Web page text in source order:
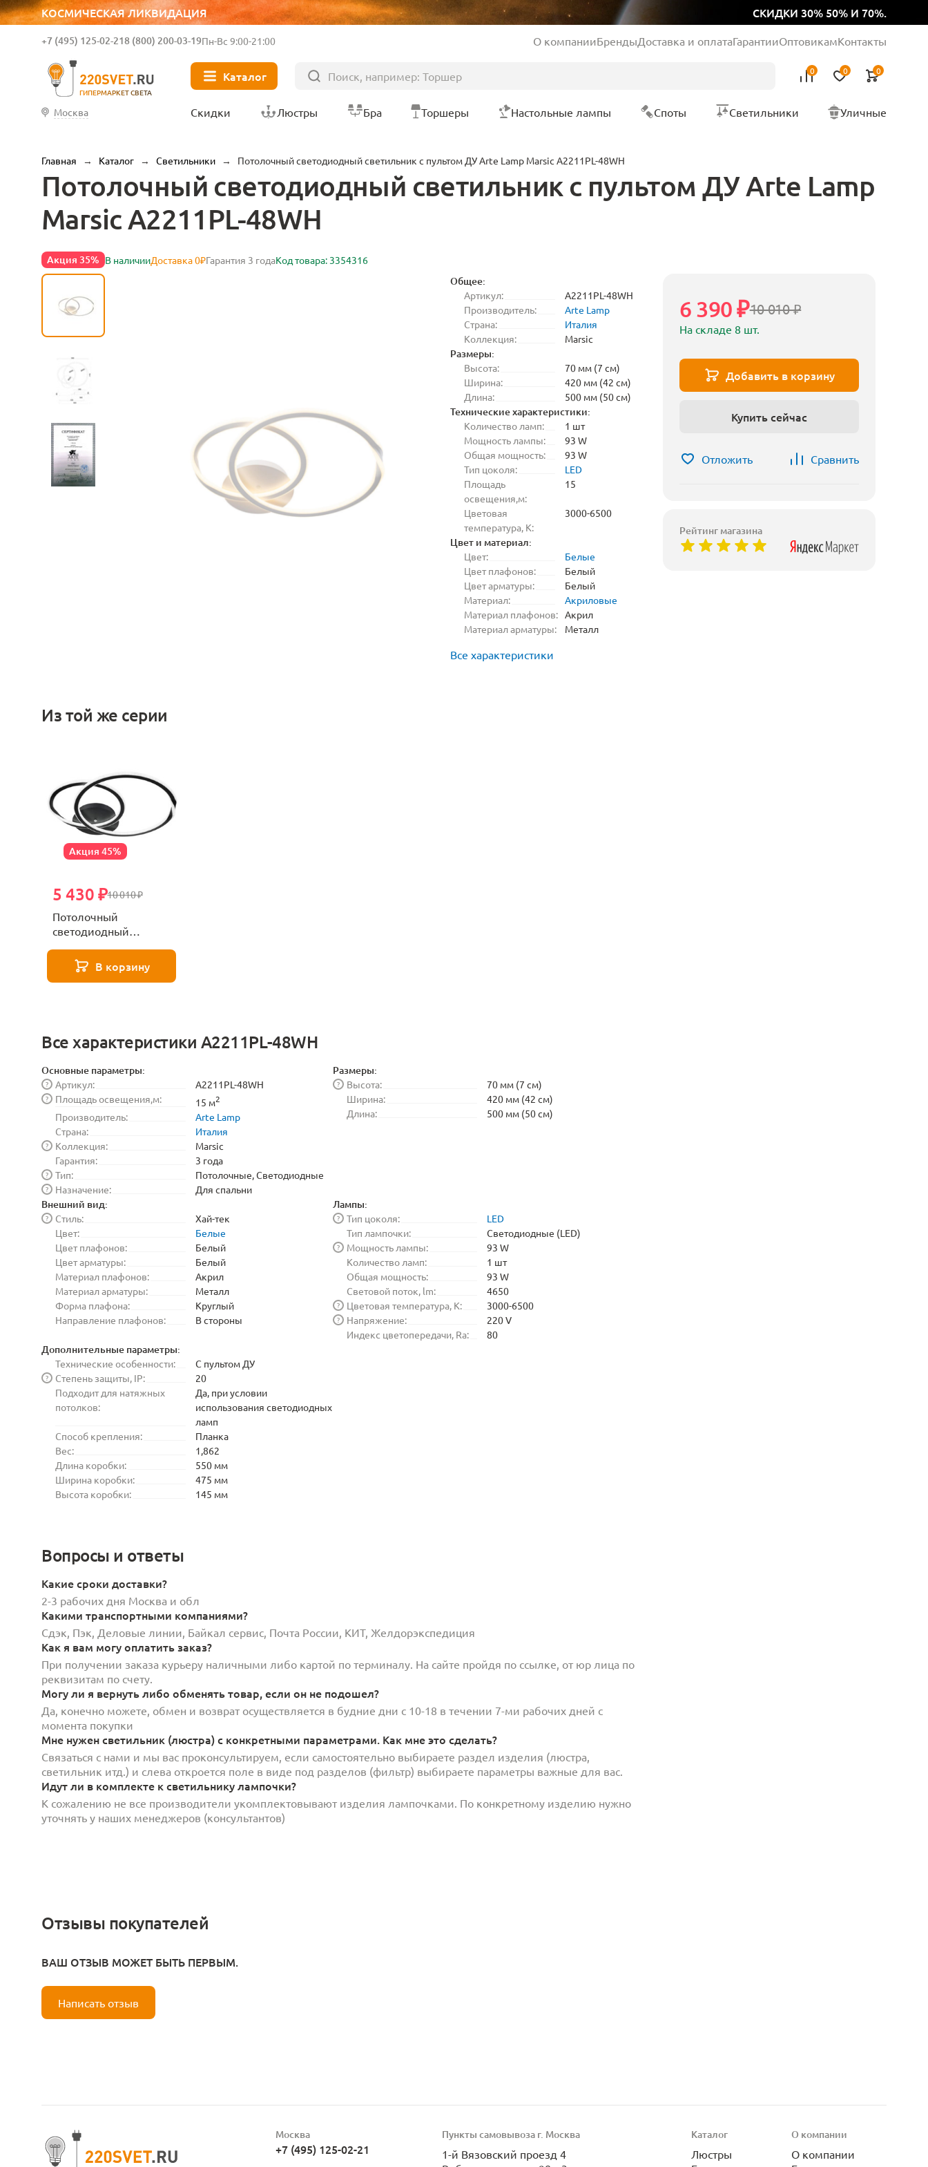
КОСМИЧЕСКАЯ ЛИКВИДАЦИЯ СКИДКИ 30% 50% И 70%.
ГИПЕРМАРКЕТ СВЕТА
+7 (495) 125-02-218 (800) 200-03-19Пн-Вс 9:00-21:00 О компанииБрендыДоставка и оплатаГарантииОптовикамКонтакты
Каталог 0 0 0
Москва Скидки Люстры Бра Торшеры Настольные лампы Споты Светильники Уличные
Главная → Каталог → Светильники → Потолочный светодиодный светильник с пультом ДУ Arte Lamp Marsic A2211PL-48WH
Потолочный светодиодный светильник с пультом ДУ Arte Lamp
Marsic A2211PL-48WH
Акция 35% В наличииДоставка 0₽Гарантия 3 годаКод товара: 3354316
Общее:
Артикул:
A2211PL-48WH
Производитель:
Arte Lamp
Страна:
Италия
Коллекция:
Marsic
Размеры:
Высота:
70 мм (7 см)
Ширина:
420 мм (42 см)
Длина:
500 мм (50 см)
Технические характеристики:
Количество ламп:
1 шт
Мощность лампы:
93 W
Общая мощность:
93 W
Тип цоколя:
LED
Площадь
освещения,м:
15
Цветовая
температура, K:
3000-6500
Цвет и материал:
Цвет:
Белые
Цвет плафонов:
Белый
Цвет арматуры:
Белый
Материал:
Акриловые
Материал плафонов: Акрил
Материал арматуры:
Металл
Все характеристики
Из той же серии
Акция 45%
10 010 ₽
5 430 ₽
Потолочный
светодиодный
Marsic A2211PL-48BK
В корзину
Все характеристики A2211PL-48WH
Основные параметры:
Артикул:
?
A2211PL-48WH
Площадь освещения,м:
? 15 м2
Производитель:
Arte Lamp
Страна:
Италия
Коллекция:
?
Marsic
Гарантия:
3 года
Тип:
?
Потолочные, Светодиодные
Назначение:
? Для спальни
Размеры:
Высота:
?
70 мм (7 см)
Ширина:
420 мм (42 см)
Длина:
500 мм (50 см)
Внешний вид:
Стиль:
?
Хай-тек
Цвет:
Белые
Цвет плафонов:
Белый
Цвет арматуры:
Белый
Материал плафонов:
Акрил
Материал арматуры:
Металл
Форма плафона:
Круглый
Направление плафонов:
В стороны
Лампы:
Тип цоколя:
?
LED
Тип лампочки:
Светодиодные (LED)
Мощность лампы:
?
93 W
Количество ламп:
1 шт
Общая мощность:
93 W
Световой поток, lm:
4650
Цветовая температура, K:
?
3000-6500
Напряжение:
?
220 V
Индекс цветопередачи, Ra:
80
Дополнительные параметры:
Технические особенности:
С пультом ДУ
Степень защиты, IP:
?
20
Подходит для натяжных
потолков:
Да, при условии
использования светодиодных
ламп
Способ крепления:
Планка
Вес:
1,862
Длина коробки:
550 мм
Ширина коробки:
475 мм
Высота коробки:
145 мм
Вопросы и ответы
Какие сроки доставки?
2-3 рабочих дня Москва и обл
Какими транспортными компаниями?
Сдэк, Пэк, Деловые линии, Байкал сервис, Почта России, КИТ, Желдорэкспедиция
Как я вам могу оплатить заказ?
При получении заказа курьеру наличными либо картой по терминалу. На сайте пройдя по ссылке, от юр лица по
реквизитам по счету.
Могу ли я вернуть либо обменять товар, если он не подошел?
Да, конечно можете, обмен и возврат осуществляется в будние дни с 10-18 в течении 7-ми рабочих дней с
момента покупки
Мне нужен светильник (люстра) с конкретными параметрами. Как мне это сделать?
Связаться с нами и мы вас проконсультируем, если самостоятельно выбираете раздел изделия (люстра,
светильник итд.) и слева откроется поле в виде под разделов (фильтр) выбираете параметры важные для вас.
Идут ли в комплекте к светильнику лампочки?
К сожалению не все производители укомплектовывают изделия лампочками. По конкретному изделию нужно
уточнять у наших менеджеров (консультантов)
10 010 ₽
6 390 ₽
На складе 8 шт.
Добавить в корзину
Купить сейчас
Отложить Сравнить
Рейтинг магазина
Отзывы покупателей
ВАШ ОТЗЫВ МОЖЕТ БЫТЬ ПЕРВЫМ.
Написать отзыв
Москва
+7 (495) 125-02-21
Пункты самовывоза г. Москва
1-й Вязовский проезд 4
Каталог
Люстры
О компании
О компании